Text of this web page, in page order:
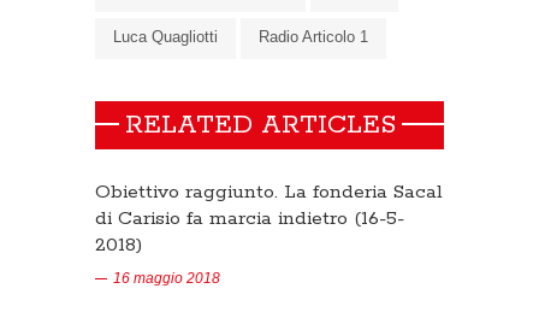
Luca Quagliotti Radio Articolo 1
RELATED ARTICLES
Obiettivo raggiunto. La fonderia Sacal
di Carisio fa marcia indietro (16-5-
2018)
16 maggio 2018